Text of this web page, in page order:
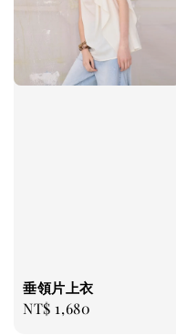
垂領片上衣
Regular
NT$ 1,680